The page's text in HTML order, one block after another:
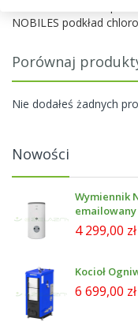
NOBILES podkład
Porównaj
Nie dodałeś żadnych
Nowości
Wymiennik
emailowany
4 299,00 zł
Kocioł
6 699,00 zł